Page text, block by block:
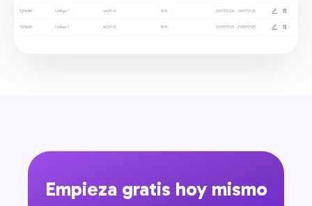
Empieza gratis hoy mismo